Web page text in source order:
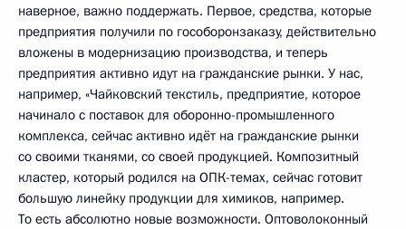
наверное, важно поддержать. Первое, средства, которые
предприятия получили по гособоронзаказу, действительно
вложены в модернизацию производства, и теперь
предприятия активно идут на гражданские рынки. У нас,
например, «Чайковский текстиль, предприятие, которое
начинало с поставок для оборонно-промышленного
комплекса, сейчас активно идёт на гражданские рынки
со своими тканями, со своей продукцией. Композитный
кластер, который родился на ОПК-темах, сейчас готовит
большую линейку продукции для химиков, например.
То есть абсолютно новые возможности. Оптоволоконный